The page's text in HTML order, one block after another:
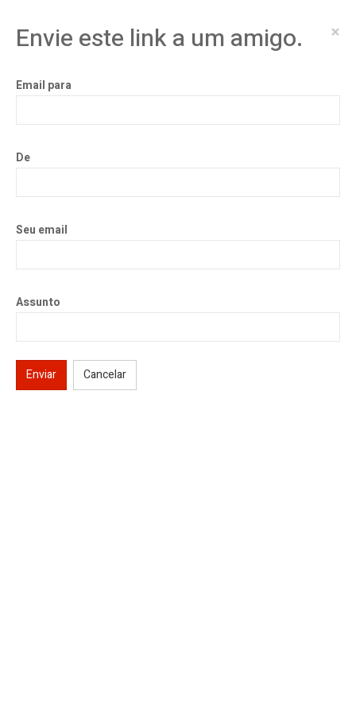
Envie este link a um amigo. ×
Email para
De
Seu email
Assunto
Enviar Cancelar